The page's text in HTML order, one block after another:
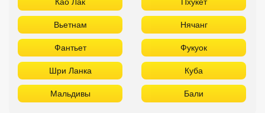
Вьетнам Нячанг
Фантьет Фукуок
Шри Ланка Куба
Мальдивы Бали